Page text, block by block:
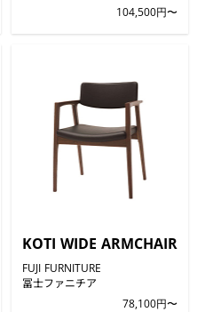
104,500円〜
KOTI WIDE ARMCHAIR
FUJI FURNITURE
冨士ファニチア
78,100円〜